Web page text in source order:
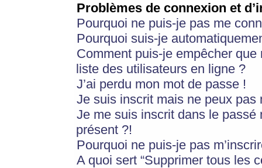
Problèmes de connexion et
Pourquoi ne puis-je pas me
Pourquoi suis-je
Comment puis-je empêcher
liste des utilisateurs en ligne ?
J’ai perdu mon mot de passe !
Je suis inscrit mais ne peux pas
Je me suis inscrit dans le
présent ?!
Pourquoi ne puis-je pas
A quoi sert “Supprimer tous les